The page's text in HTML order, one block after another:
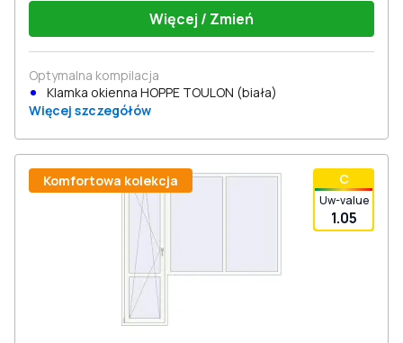
Więcej / Zmień
Optymalna kompilacja
Klamka okienna HOPPE TOULON (biała)
Więcej szczegółów
С
Uw-value
1.05
Komfortowa kolekcja